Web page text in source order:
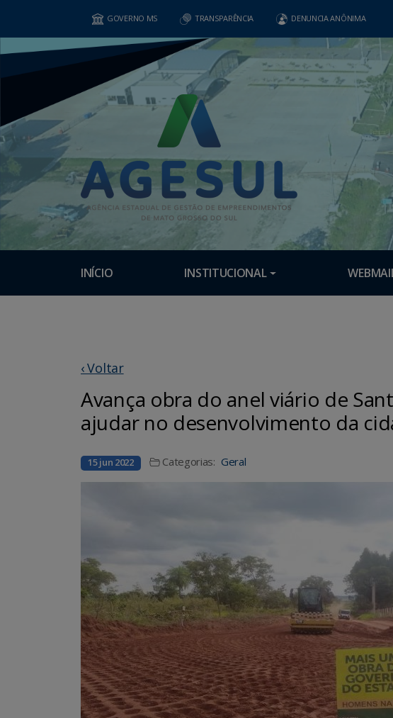
GOVERNO MS TRANSPARÊNCIA DENUNCIA ANÔNIMA
INÍCIO INSTITUCIONAL
‹ Voltar
Avança obra do anel viário de
ajudar no desenvolvimento da
15 jun 2022 Categorias: Geral